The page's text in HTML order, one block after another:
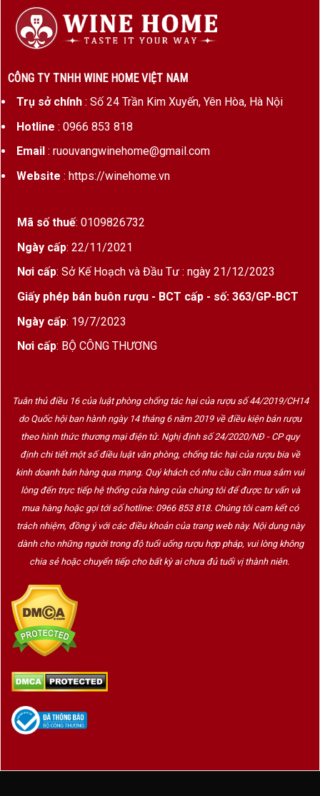
CÔNG TY TNHH WINE HOME VIỆT NAM
Trụ sở chính: Số 24 Trần Kim Xuyến, Yên Hòa, Hà Nội
Hotline : 0966 853 818
Email : ruouvangwinehome@gmail.com
Website : https://winehome.vn
Mã số thuế: 0109826732
Ngày cấp: 22/11/2021
Nơi cấp: Sở Kế Hoạch và Đầu Tư : ngày 21/12/2023
Giấy phép bán buôn rượu - BCT cấp - số: 363/GP-BCT
Ngày cấp: 19/7/2023
Nơi cấp: BỘ CÔNG THƯƠNG
Tuân thủ điều 16 của luật phòng chống tác hại của rượu số 44/2019/CH14
do Quốc hội ban hành ngày 14 tháng 6 năm 2019 về điều kiện bán rượu
theo hình thức thương mại điện tử. Nghị định số 24/2020/NĐ - CP quy
định chi tiết một số điều luật văn phòng, chống tác hại của rượu bia về
kinh doanh bán hàng qua mạng. Quý khách có nhu cầu cần mua sắm vui
lòng đến trực tiếp hệ thống cửa hàng của chúng tôi để được tư vấn và
mua hàng hoặc gọi tới số hotline: 0966 853 818. Chúng tôi cam kết có
trách nhiệm, đồng ý với các điều khoản của trang web này. Nội dung này
dành cho những người trong độ tuổi uống rượu hợp pháp, vui lòng không
chia sẻ hoặc chuyển tiếp cho bất kỳ ai chưa đủ tuổi vị thành niên.